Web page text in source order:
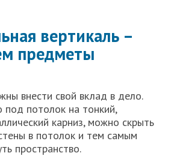
вертикаль –
предметы
внести свой вклад в дело.
под потолок на тонкий,
карниз, можно скрыть
в потолок и тем самым
пространство.